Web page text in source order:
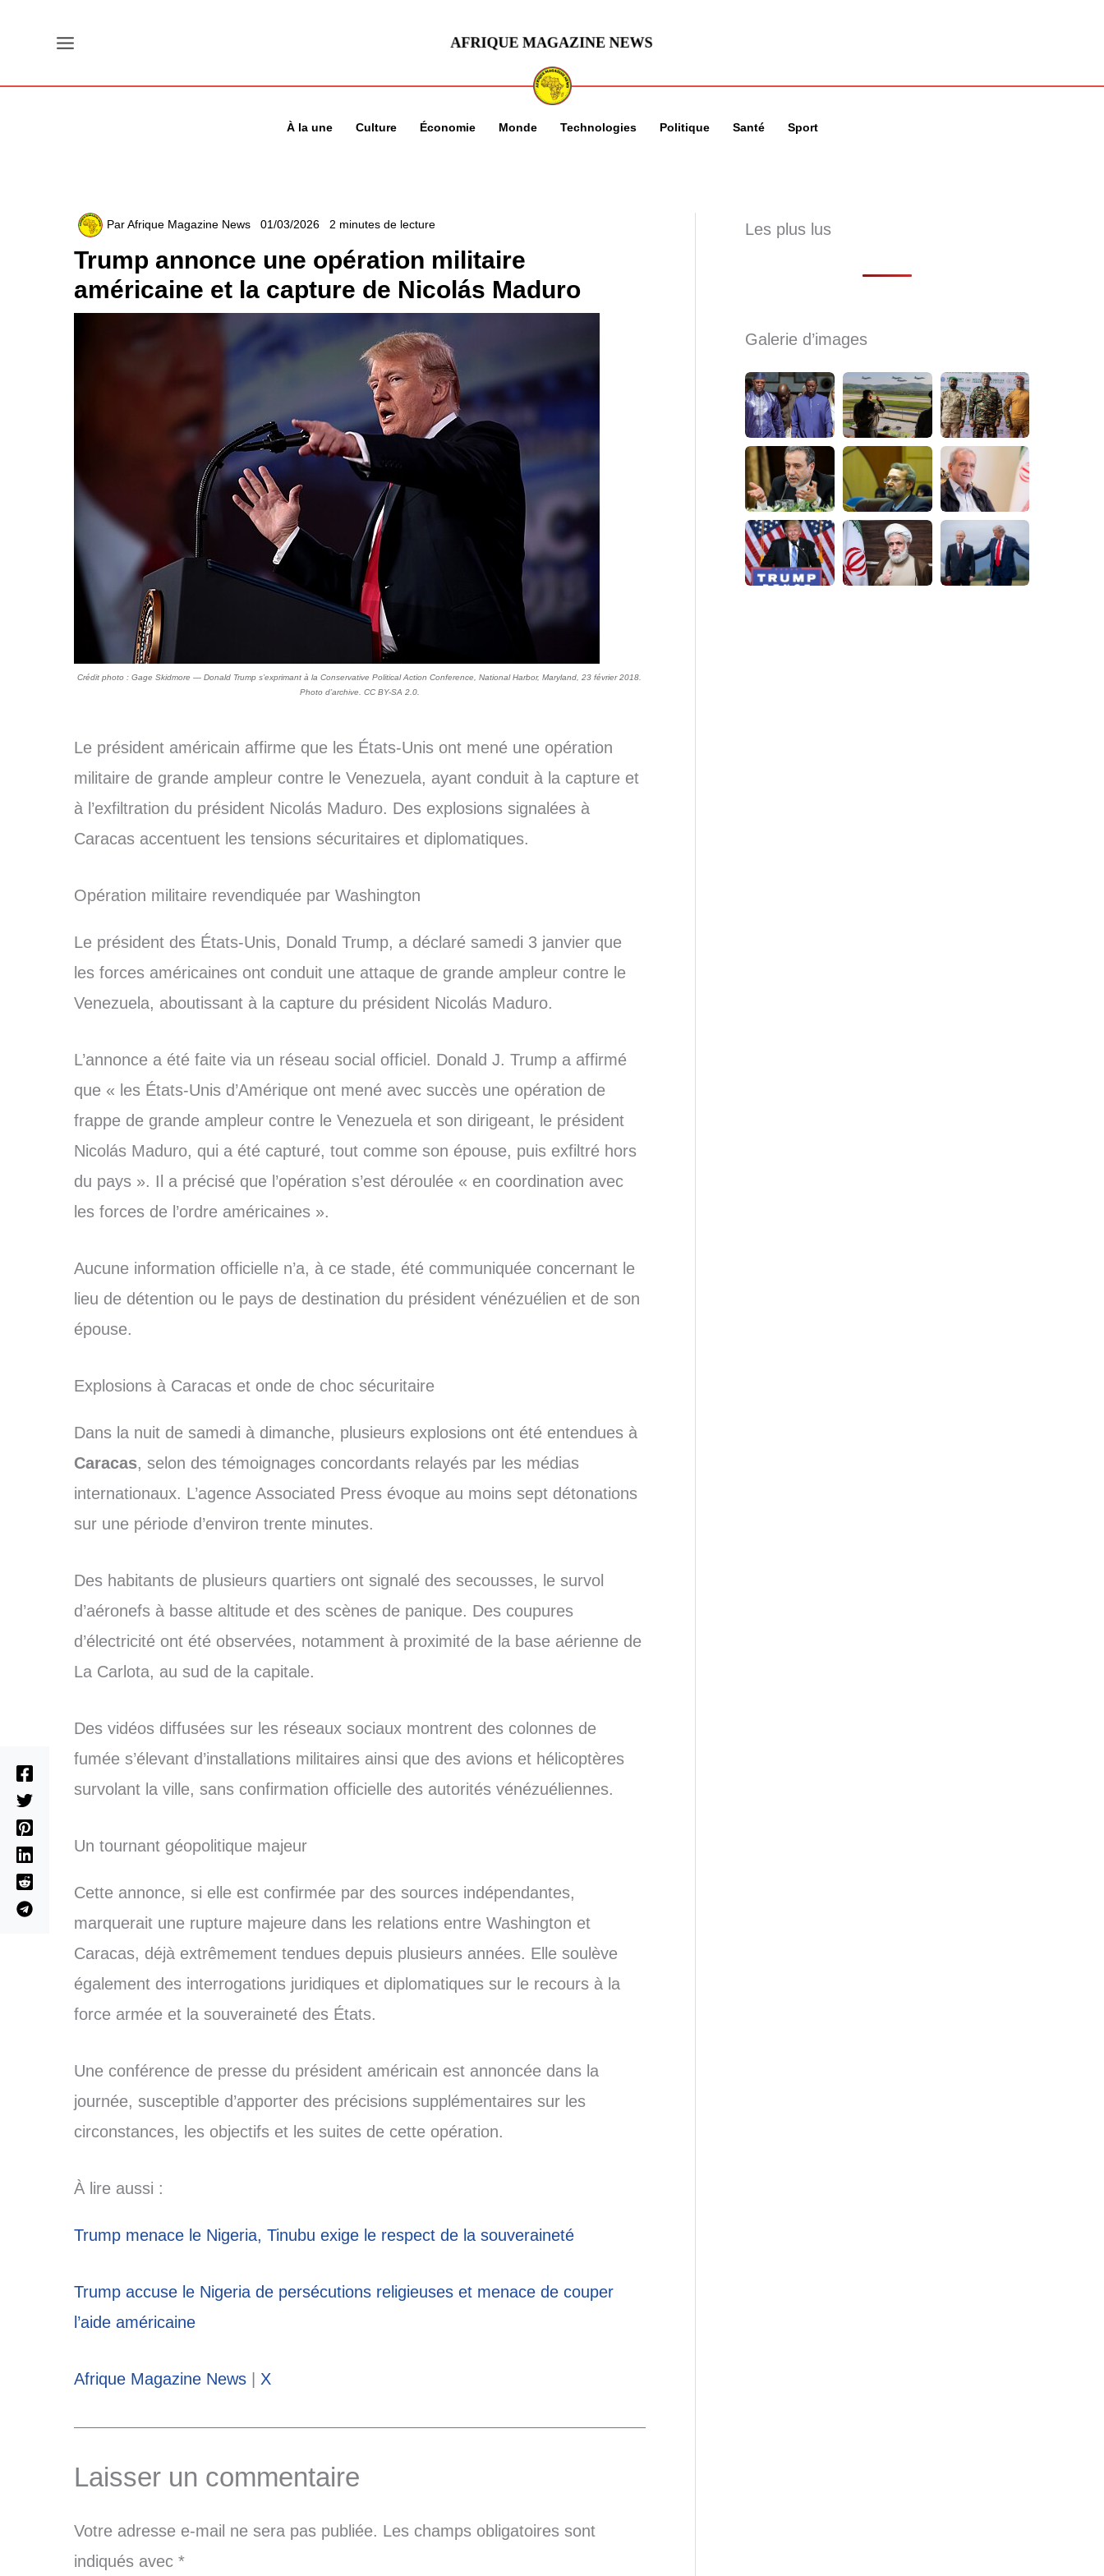
À la une Culture Économie Monde Technologies Politique Santé Sport
ParAfrique Magazine News 01/03/2026 2 minutes de lecture
Trump annonce une opération militaire
américaine et la capture de Nicolás Maduro
Crédit photo : Gage Skidmore — Donald Trump s’exprimant à la Conservative Political Action Conference, National Harbor, Maryland, 23 février 2018.
Photo d’archive. CC BY-SA 2.0.
Le président américain affirme que les États-Unis ont mené une opération
militaire de grande ampleur contre le Venezuela, ayant conduit à la capture et
à l’exfiltration du président Nicolás Maduro. Des explosions signalées à
Caracas accentuent les tensions sécuritaires et diplomatiques.
Opération militaire revendiquée par Washington
Le président des États-Unis, Donald Trump, a déclaré samedi 3 janvier que
les forces américaines ont conduit une attaque de grande ampleur contre le
Venezuela, aboutissant à la capture du président Nicolás Maduro.
L’annonce a été faite via un réseau social officiel. Donald J. Trump a affirmé
que « les États-Unis d’Amérique ont mené avec succès une opération de
frappe de grande ampleur contre le Venezuela et son dirigeant, le président
Nicolás Maduro, qui a été capturé, tout comme son épouse, puis exfiltré hors
du pays ». Il a précisé que l’opération s’est déroulée « en coordination avec
les forces de l’ordre américaines ».
Aucune information officielle n’a, à ce stade, été communiquée concernant le
lieu de détention ou le pays de destination du président vénézuélien et de son
épouse.
Explosions à Caracas et onde de choc sécuritaire
Dans la nuit de samedi à dimanche, plusieurs explosions ont été entendues à
Caracas, selon des témoignages concordants relayés par les médias
internationaux. L’agence Associated Press évoque au moins sept détonations
sur une période d’environ trente minutes.
Des habitants de plusieurs quartiers ont signalé des secousses, le survol
d’aéronefs à basse altitude et des scènes de panique. Des coupures
d’électricité ont été observées, notamment à proximité de la base aérienne de
La Carlota, au sud de la capitale.
Des vidéos diffusées sur les réseaux sociaux montrent des colonnes de
fumée s’élevant d’installations militaires ainsi que des avions et hélicoptères
survolant la ville, sans confirmation officielle des autorités vénézuéliennes.
Un tournant géopolitique majeur
Cette annonce, si elle est confirmée par des sources indépendantes,
marquerait une rupture majeure dans les relations entre Washington et
Caracas, déjà extrêmement tendues depuis plusieurs années. Elle soulève
également des interrogations juridiques et diplomatiques sur le recours à la
force armée et la souveraineté des États.
Une conférence de presse du président américain est annoncée dans la
journée, susceptible d’apporter des précisions supplémentaires sur les
circonstances, les objectifs et les suites de cette opération.
À lire aussi :
Trump menace le Nigeria, Tinubu exige le respect de la souveraineté
Trump accuse le Nigeria de persécutions religieuses et menace de couper
l’aide américaine
Afrique Magazine News| X
Laisser un commentaire
Votre adresse e-mail ne sera pas publiée. Les champs obligatoires sont
indiqués avec *
Les plus lus
Galerie d’images